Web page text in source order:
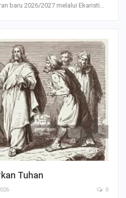
baru 2026/2027 melalui Ekaristi…
Tuhan
0